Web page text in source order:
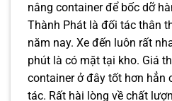
nâng container để bốc dỡ
Thành Phát là đối tác thân
năm nay. Xe đến luôn rất
phút là có mặt tại kho. Giá
container ở đây tốt hơn hẳn
tác. Rất hài lòng về chất